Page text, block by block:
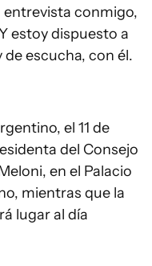
entrevista conmigo,
estoy dispuesto a
escucha, con él.
el 11 de
del Consejo
en el Palacio
mientras que la
lugar al día